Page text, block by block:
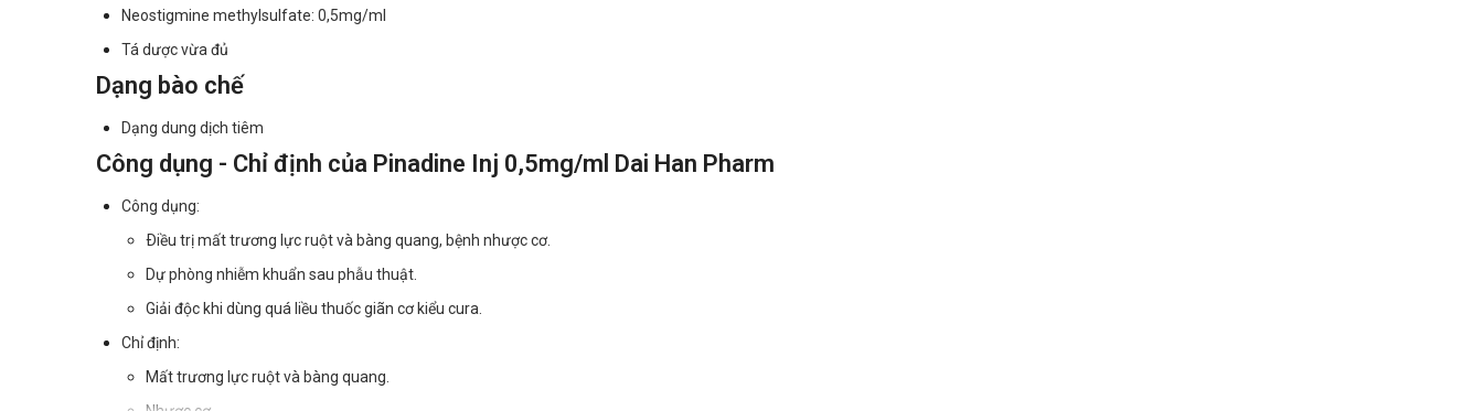
Neostigmine methylsulfate: 0,5mg/ml
Tá dược vừa đủ
Dạng bào chế
Dạng dung dịch tiêm
Công dụng - Chỉ định của Pinadine Inj 0,5mg/ml Dai Han Pharm
Công dụng:
Ðiều trị mất trương lực ruột và bàng quang, bệnh nhược cơ.
Dự phòng nhiễm khuẩn sau phẫu thuật.
Giải độc khi dùng quá liều thuốc giãn cơ kiểu cura.
Chỉ định:
Mất trương lực ruột và bàng quang.